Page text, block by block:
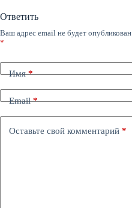
Ответить
Ваш адрес email не будет опубликован.
*
Имя*
Email*
Оставьте свой комментарий *